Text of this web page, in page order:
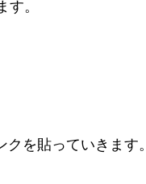
。
を貼っていきます。